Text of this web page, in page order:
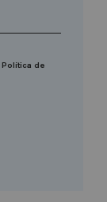
Política de